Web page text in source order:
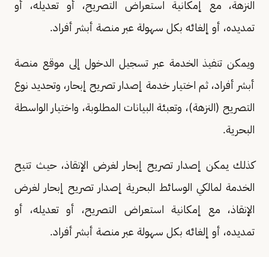
النزهة، مع إمكانية استعراض التصريح، أو تعديله، أو
تمديده، أو إلغائه بكل سهولة عبر منصة أبشر أفراد.
ويمكن تنفيذ الخدمة عبر تسجيل الدخول إلى موقع منصة
أبشر أفراد، ثم اختيار خدمة إصدار تصريح إبحار، وتحديد نوع
التصريح (النزهة)، وتعبئة البيانات المطلوبة، واختيار الواسطة
البحرية.
كذلك يمكن إصدار تصريح إبحار لغرض الإنقاذ، حيث تتيح
الخدمة لمالكي الوسائط البحرية إصدار تصريح إبحار لغرض
الإنقاذ، مع إمكانية استعراض التصريح، أو تعديله، أو
تمديده، أو إلغائه بكل سهولة عبر منصة أبشر أفراد.